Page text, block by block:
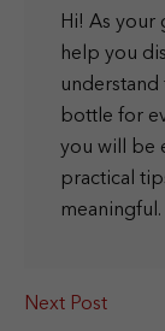
Hi! As your
help you
bottle for
you will be
practical
meaningful.
Next Post